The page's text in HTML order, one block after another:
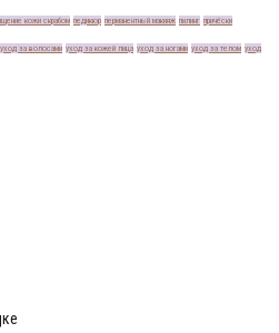
кожи скрабом педикюр перманентный макияж пилинг причёски
уход за волосами уход за кожей лица уход за ногами уход за телом уход